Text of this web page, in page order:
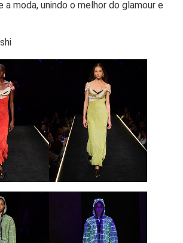
moda, unindo o melhor do glamour e